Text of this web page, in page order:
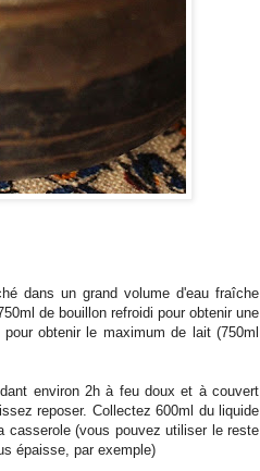
dans un grand volume d'eau fraîche
de bouillon refroidi pour obtenir une
obtenir le maximum de lait (750ml
environ 2h à feu doux et à couvert
reposer. Collectez 600ml du liquide
casserole (vous pouvez utiliser le reste
épaisse, par exemple)